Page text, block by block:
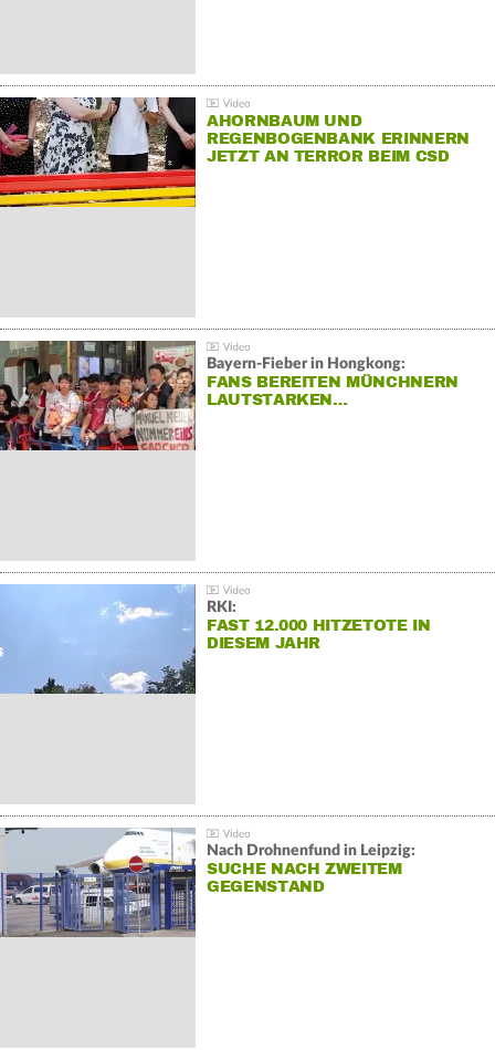
AHORNBAUM UND
REGENBOGENBANK ERINNERN
JETZT AN TERROR BEIM CSD
Bayern-Fieber in Hongkong:
FANS BEREITEN MÜNCHNERN
LAUTSTARKEN…
RKI:
FAST 12.000 HITZETOTE IN
DIESEM JAHR
Nach Drohnenfund in Leipzig:
SUCHE NACH ZWEITEM
GEGENSTAND